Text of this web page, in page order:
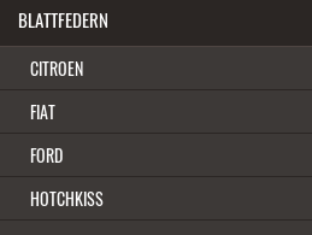
BLATTFEDERN
CITROEN
FIAT
FORD
HOTCHKISS